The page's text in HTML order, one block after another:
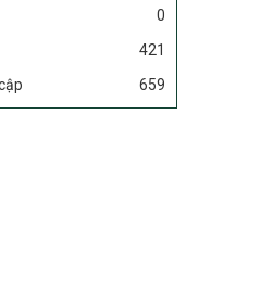
xã hội vùng đồng bào
bàn tỉnh Nghệ An
TU
Chương trình mục
0
421
659